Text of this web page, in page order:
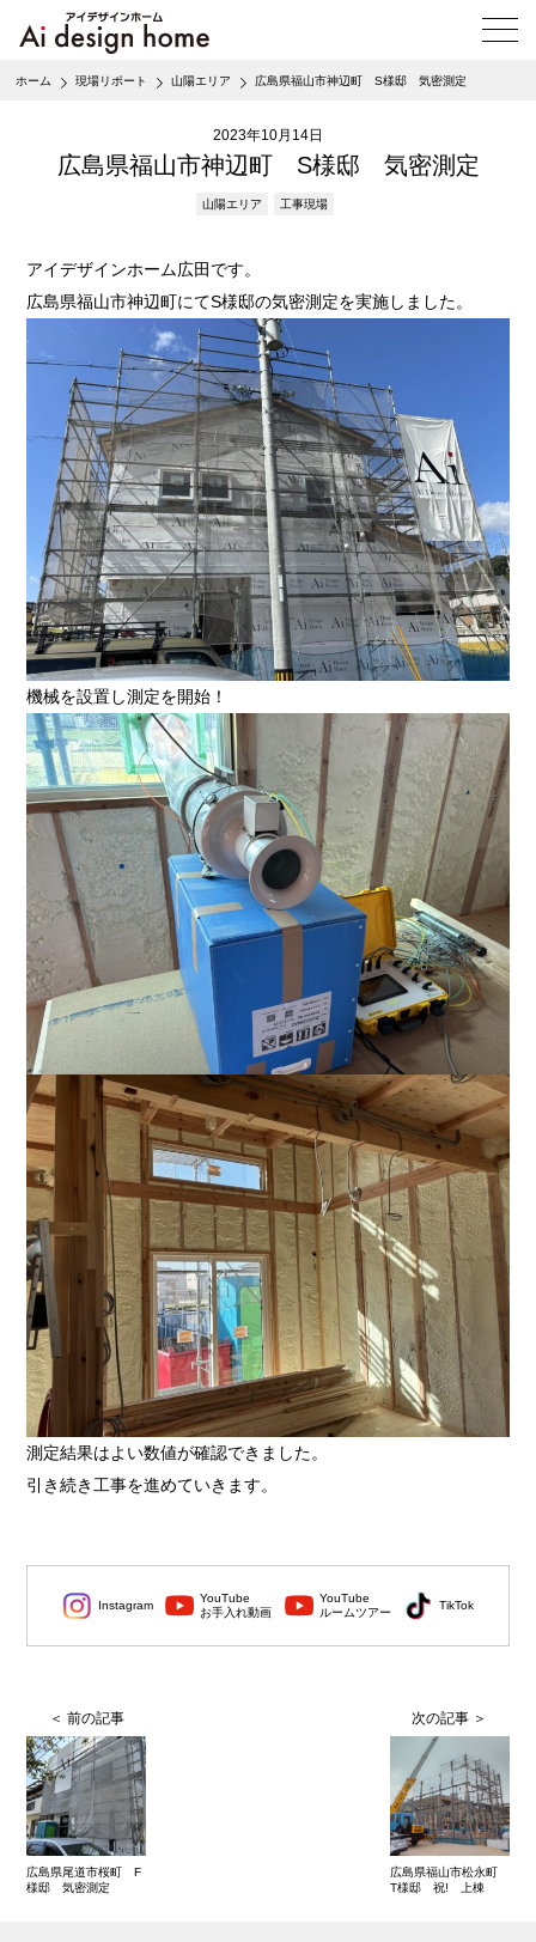
メ
ニ
く
ホーム 現場リポート 山陽エリア 広島県福山市神辺町 S様邸 気密測定
2023年10月14日
広島県福山市神辺町 S様邸 気密測定
山陽エリア 工事現場
アイデザインホーム広田です。
広島県福山市神辺町にてS様邸の気密測定を実施しました。
機械を設置し測定を開始！
測定結果はよい数値が確認できました。
引き続き工事を進めていきます。
Instagram
YouTube
お手入れ動画
YouTube
ルームツアー
TikTok
広島県尾道市桜町 F
様邸 気密測定
広島県福山市松永町
T様邸 祝! 上棟